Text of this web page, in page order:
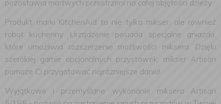
pozostawia martwych przestrzeni na całej objętości dzieży.
Produkt marki KitchenAid to nie tylko mikser, ale również
robot kuchenny. Urządzenie posiada specjalne gniazdo,
które umożliwia rozszerzenie możliwości miksera. Dzięki
szerokiej gamie opcjonalnych przystawek, mikser Artisan
pomoże Ci przygotować najróżniejsze dania!
Wyjątkowe i przemyślane wykonanie miksera Artisan